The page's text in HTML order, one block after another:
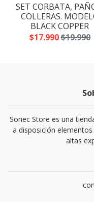
SET CORBATA,
COLLERAS.
BLACK COPPER
$17.990$19.990
Sonec Store es una
a disposición
altas